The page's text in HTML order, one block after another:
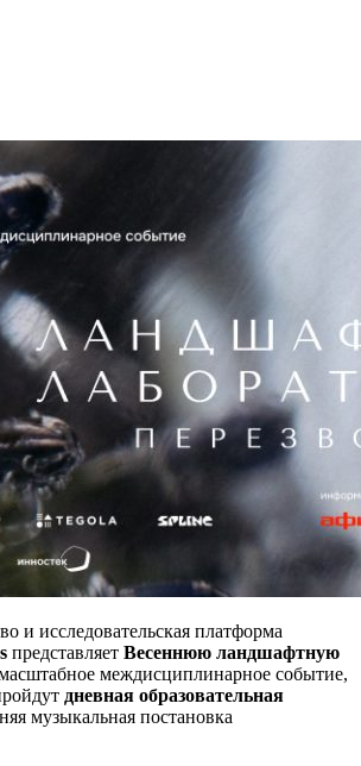
и исследовательская платформа
представляет Весеннюю ландшафтную
междисциплинарное событие,
дневная образовательная
музыкальная постановка